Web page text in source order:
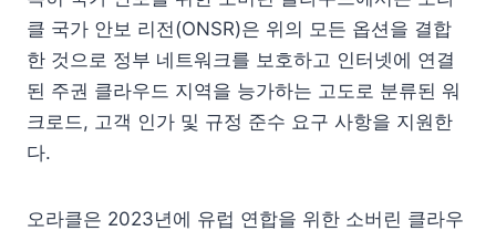
클 국가 안보 리전(ONSR)은 위의 모든 옵션을 결합
한 것으로 정부 네트워크를 보호하고 인터넷에 연결
된 주권 클라우드 지역을 능가하는 고도로 분류된 워
크로드, 고객 인가 및 규정 준수 요구 사항을 지원한
다.
오라클은 2023년에 유럽 연합을 위한 소버린 클라우